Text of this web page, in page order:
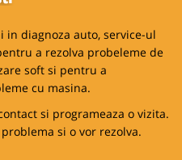
in diagnoza auto, service-ul
a rezolva probeleme de
soft si pentru a
cu masina.
si programeaza o vizita.
si o vor rezolva.